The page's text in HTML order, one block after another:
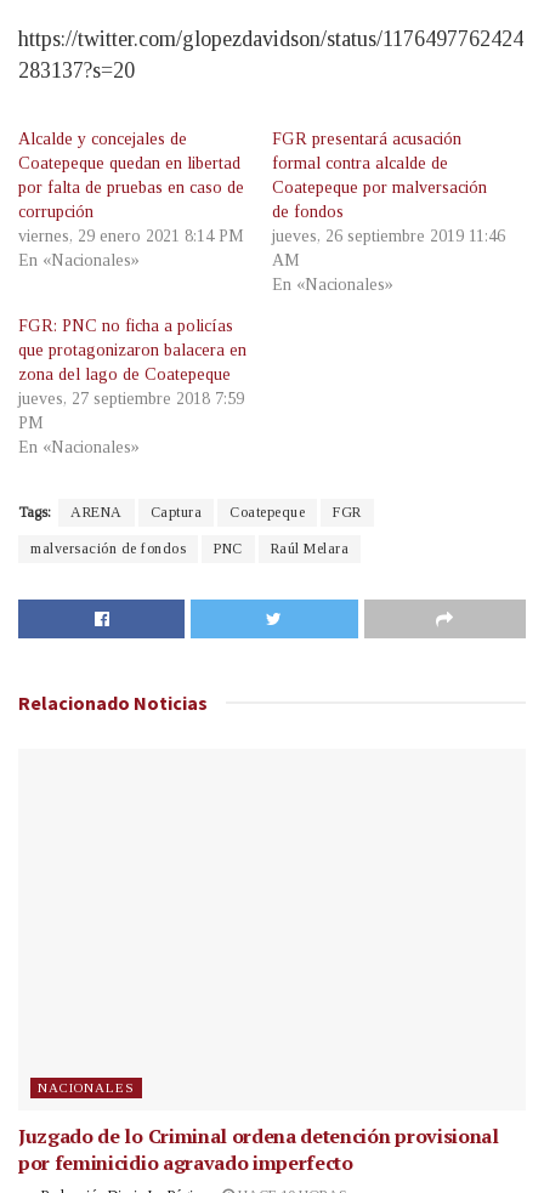
https://twitter.com/glopezdavidson/status/1176497762424
283137?s=20
Alcalde y concejales de
Coatepeque quedan en libertad
por falta de pruebas en caso de
corrupción
viernes, 29 enero 2021 8:14 PM
En «Nacionales»
FGR presentará acusación
formal contra alcalde de
Coatepeque por malversación
de fondos
jueves, 26 septiembre 2019 11:46
AM
En «Nacionales»
FGR: PNC no ficha a policías
que protagonizaron balacera en
zona del lago de Coatepeque
jueves, 27 septiembre 2018 7:59
PM
En «Nacionales»
Tags: ARENA Captura Coatepeque FGR
malversación de fondos PNC Raúl Melara
Relacionado Noticias
NACIONALES
Juzgado de lo Criminal ordena detención provisional
por feminicidio agravado imperfecto